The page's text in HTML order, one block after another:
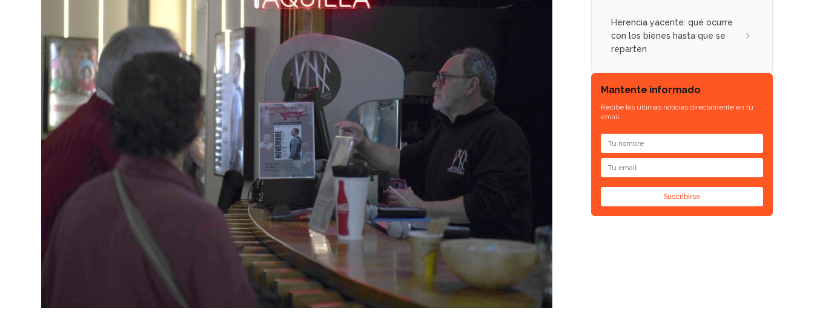
Herencia yacente: qué ocurre
con los bienes hasta que se
reparten
Mantente informado
Recibe las últimas noticias directamente en tu
email.
Suscribirse